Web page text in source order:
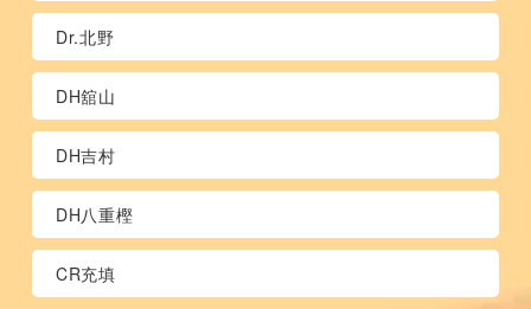
Dr.北野
DH舘山
DH吉村
DH八重樫
CR充填